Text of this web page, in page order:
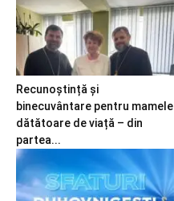
Recunoștință și
binecuvântare pentru mamele
dătătoare de viață – din
partea...